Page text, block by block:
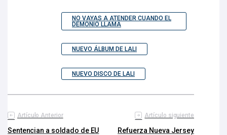
NO VAYAS A ATENDER CUANDO EL
DEMONIO LLAMA
NUEVO ÁLBUM DE LALI
NUEVO DISCO DE LALI
Artículo Anterior
Sentencian a soldado de EU
Artículo siguiente
Refuerza Nueva Jersey